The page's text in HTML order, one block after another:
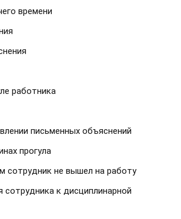
времени
работника
письменных объяснений
прогула
сотрудник не вышел на работу
сотрудника к дисциплинарной